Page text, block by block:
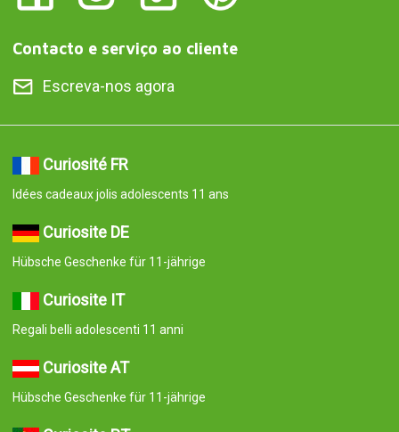
Contacto e serviço ao cliente
Escreva-nos agora
Curiosité FR
Idées cadeaux jolis adolescents 11 ans
Curiosite DE
Hübsche Geschenke für 11-jährige
Curiosite IT
Regali belli adolescenti 11 anni
Curiosite AT
Hübsche Geschenke für 11-jährige